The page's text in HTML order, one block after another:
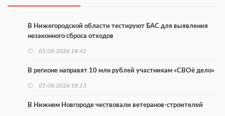
В Нижегородской области тестируют БАС для выявления
незаконного сброса отходов
05.08.2026 18:42
В регионе направят 10 млн рублей участникам «СВОё дело»
05.08.2026 18:13
В Нижнем Новгороде чествовали ветеранов-строителей